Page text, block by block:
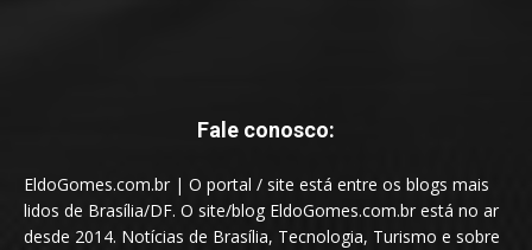
Fale conosco:
EldoGomes.com.br | O portal / site está entre os blogs mais
lidos de Brasília/DF. O site/blog EldoGomes.com.br está no ar
desde 2014. Notícias de Brasília, Tecnologia, Turismo e sobre